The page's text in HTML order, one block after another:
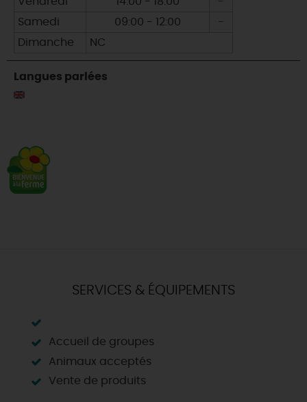
Samedi
09:00 - 12:00
-
Dimanche
NC
Langues parlées
SERVICES & ÉQUIPEMENTS
Accueil de groupes
Animaux acceptés
Vente de produits